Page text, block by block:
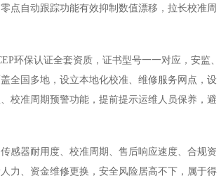
点自动跟踪功能有效抑制数值漂移，拉长校准周
环保认证全套资质，证书型号一一对应，安监、
全国多地，设立本地化校准、维修服务网点，设
校准周期预警功能，提前提示运维人员保养，避
感器耐用度、校准周期、售后响应速度、合规资
力、资金维修更换，安全风险居高不下，属于得